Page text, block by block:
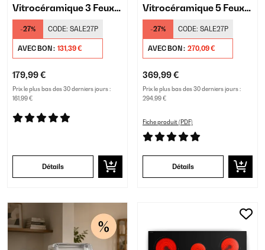
Vitrocéramique 3 Feux
Noir
-27% CODE: SALE27P
AVEC BON : 131,39 €
179,99 €
Prix le plus bas des 30 derniers jours :
161,99 €
Détails
Vitrocéramique 5 Feux
Noir
-27% CODE: SALE27P
AVEC BON : 270,09 €
369,99 €
Prix le plus bas des 30 derniers jours :
294,99 €
Fiche produit (PDF)
Détails